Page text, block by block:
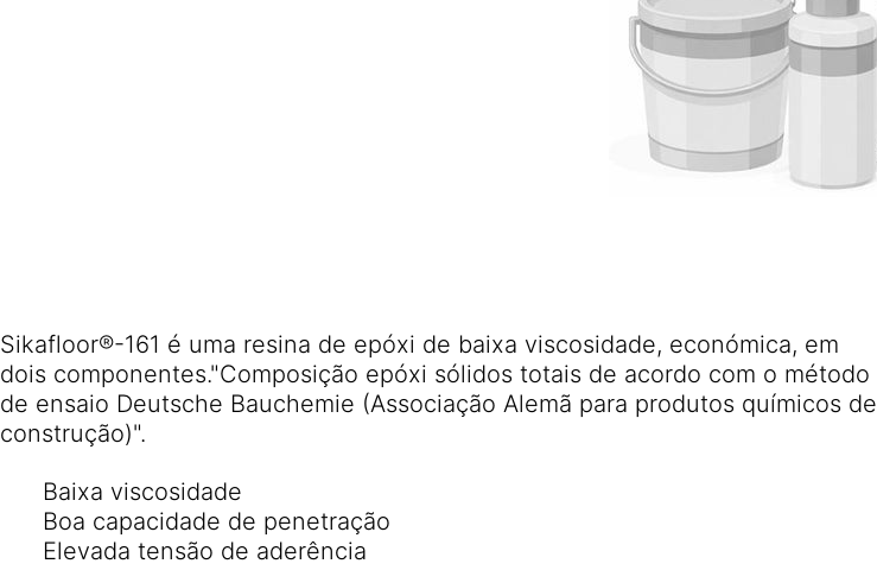
Sikafloor®-161 é uma resina de epóxi de baixa viscosidade, económica, em
dois componentes."Composição epóxi sólidos totais de acordo com o método
de ensaio Deutsche Bauchemie (Associação Alemã para produtos químicos de
construção)".
Baixa viscosidade
Boa capacidade de penetração
Elevada tensão de aderência